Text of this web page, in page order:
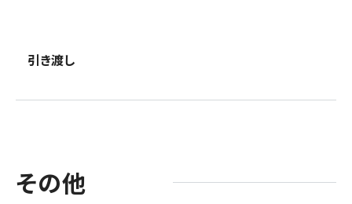
引き渡し
その他